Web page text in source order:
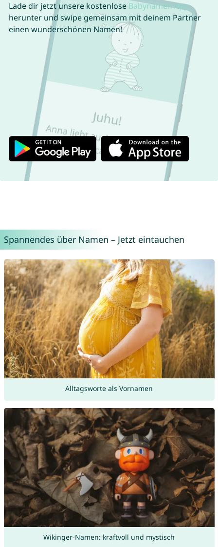
Lade dir jetzt unsere kostenlose Babynamen App
herunter und swipe gemeinsam mit deinem Partner
einen wunderschönen Namen!
Spannendes über Namen – Jetzt eintauchen
Alltagsworte als Vornamen
Wikinger-Namen: kraftvoll und mystisch